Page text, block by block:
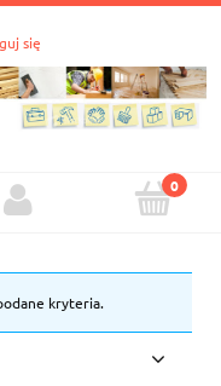
się
kryteria.